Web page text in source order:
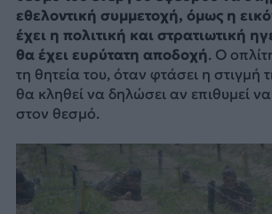
εθελοντική συμμετοχή, όμως η
έχει η πολιτική και στρατιωτική
θα έχει ευρύτατη αποδοχή. Ο
τη θητεία του, όταν φτάσει η στιγμή
θα κληθεί να δηλώσει αν επιθυμεί
στον θεσμό.